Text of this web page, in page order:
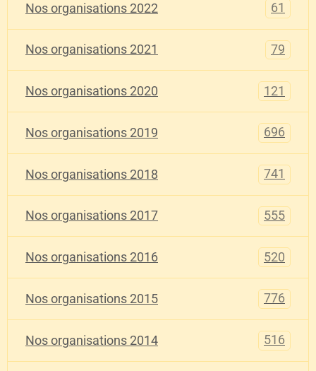
Nos organisations 2022 61
Nos organisations 2021 79
Nos organisations 2020 121
Nos organisations 2019 696
Nos organisations 2018 741
Nos organisations 2017 555
Nos organisations 2016 520
Nos organisations 2015 776
Nos organisations 2014 516